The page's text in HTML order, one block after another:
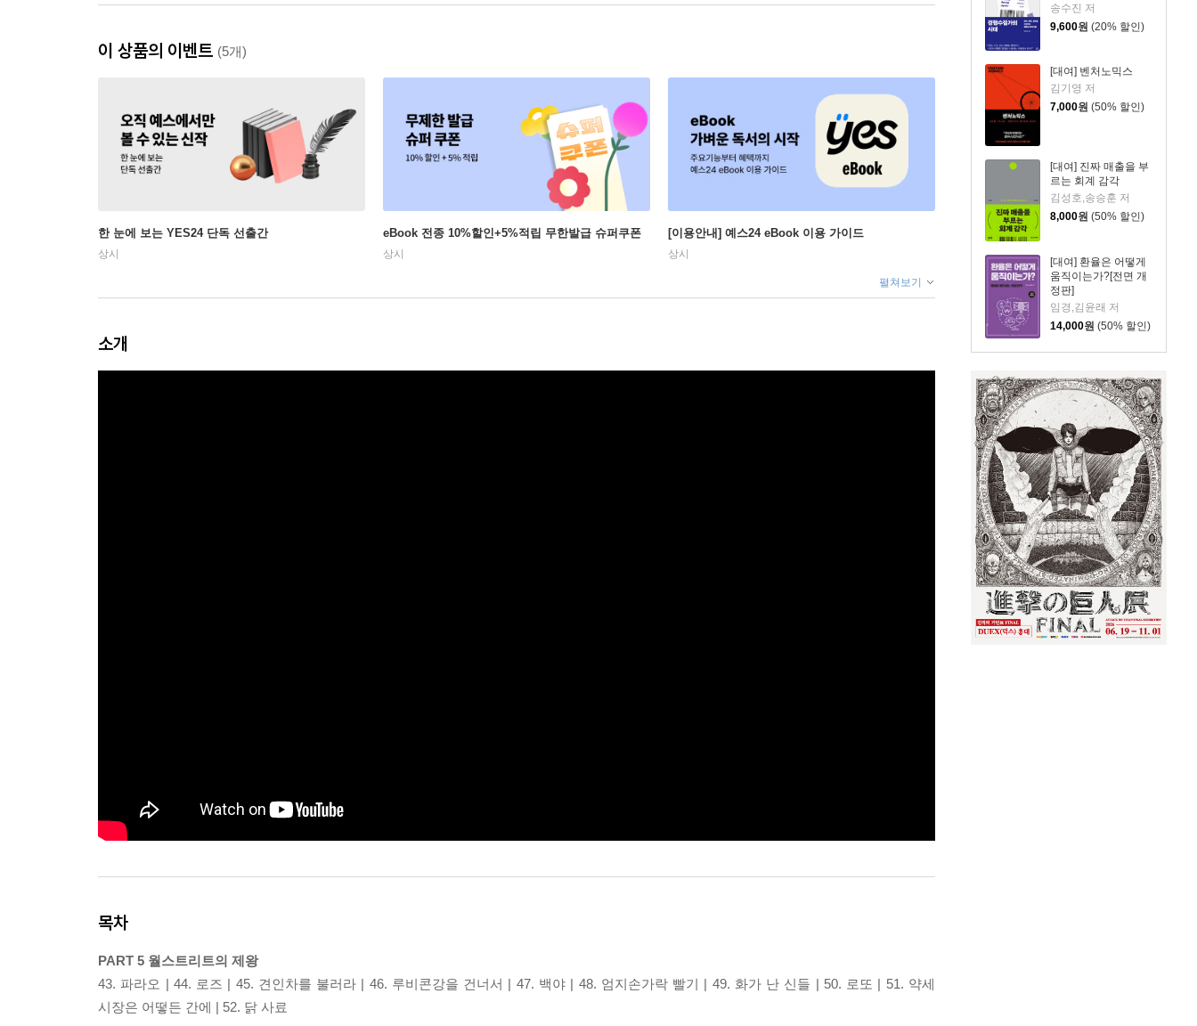
송수진 저
9,600원 (20% 할인)
[대여] 벤처노믹스
김기영 저
7,000원 (50% 할인)
[대여] 진짜 매출을 부
르는 회계 감각
김성호,송승훈 저
8,000원 (50% 할인)
[대여] 환율은 어떻게
움직이는가?[전면 개
정판]
임경,김윤래 저
14,000원 (50% 할인)
이 상품의 이벤트 (5개)
한 눈에 보는 YES24 단독 선출간
상시
eBook 전종 10%할인+5%적립 무한발급 슈퍼쿠폰
상시
[이용안내] 예스24 eBook 이용 가이드
상시
펼쳐보기
소개
목차
PART 5 월스트리트의 제왕
43. 파라오 | 44. 로즈 | 45. 견인차를 불러라 | 46. 루비콘강을 건너서 | 47. 백야 | 48. 엄지손가락 빨기 | 49. 화가 난 신들 | 50. 로또 | 51. 약세
시장은 어떻든 간에 | 52. 닭 사료